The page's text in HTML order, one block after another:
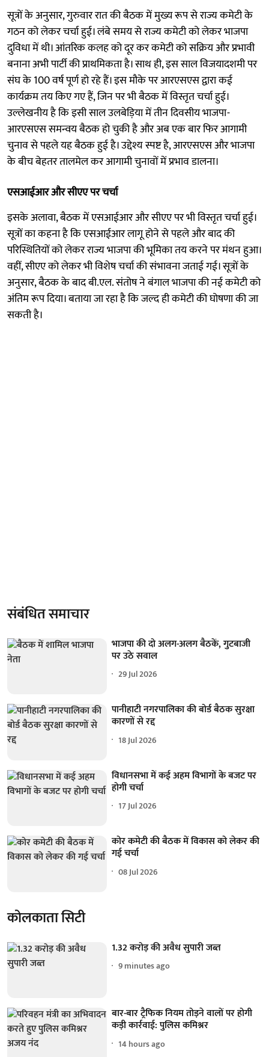
सूत्रों के अनुसार, गुरुवार रात की बैठक में मुख्य रूप से राज्य कमेटी के
गठन को लेकर चर्चा हुई। लंबे समय से राज्य कमेटी को लेकर भाजपा
दुविधा में थी। आंतरिक कलह को दूर कर कमेटी को सक्रिय और प्रभावी
बनाना अभी पार्टी की प्राथमिकता है। साथ ही, इस साल विजयादशमी पर
संघ के 100 वर्ष पूर्ण हो रहे हैं। इस मौके पर आरएसएस द्वारा कई
कार्यक्रम तय किए गए हैं, जिन पर भी बैठक में विस्तृत चर्चा हुई।
उल्लेखनीय है कि इसी साल उलबेड़िया में तीन दिवसीय भाजपा-
आरएसएस समन्वय बैठक हो चुकी है और अब एक बार फिर आगामी
चुनाव से पहले यह बैठक हुई है। उद्देश्य स्पष्ट है, आरएसएस और भाजपा
के बीच बेहतर तालमेल कर आगामी चुनावों में प्रभाव डालना।
एसआईआर और सीएए पर चर्चा
इसके अलावा, बैठक में एसआईआर और सीएए पर भी विस्तृत चर्चा हुई।
सूत्रों का कहना है कि एसआईआर लागू होने से पहले और बाद की
परिस्थितियों को लेकर राज्य भाजपा की भूमिका तय करने पर मंथन हुआ।
वहीं, सीएए को लेकर भी विशेष चर्चा की संभावना जताई गई। सूत्रों के
अनुसार, बैठक के बाद बी.एल. संतोष ने बंगाल भाजपा की नई कमेटी को
अंतिम रूप दिया। बताया जा रहा है कि जल्द ही कमेटी की घोषणा की जा
सकती है।
संबंधित समाचार
भाजपा की दो अलग-अलग बैठकें, गुटबाजी
पर उठे सवाल
29 Jul 2026
पानीहाटी नगरपालिका की बोर्ड बैठक सुरक्षा
कारणों से रद्द
18 Jul 2026
विधानसभा में कई अहम विभागों के बजट पर
होगी चर्चा
17 Jul 2026
कोर कमेटी की बैठक में विकास को लेकर की
गई चर्चा
08 Jul 2026
कोलकाता सिटी
1.32 करोड़ की अवैध सुपारी जब्त
9 minutes ago
बार-बार ट्रैफिक नियम तोड़ने वालों पर होगी
कड़ी कार्रवाई: पुलिस कमिश्नर
14 hours ago